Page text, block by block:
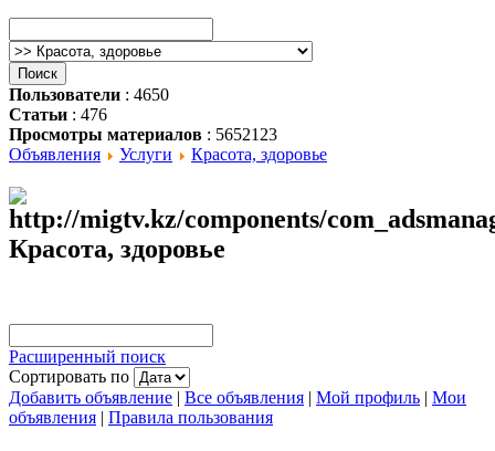
Пользователи : 4650
Статьи : 476
Просмотры материалов : 5652123
Объявления
Услуги Красота, здоровье
Красота, здоровье
Расширенный поиск
Сортировать по
Добавить объявление | Все объявления | Мой профиль | Мои
объявления | Правила пользования